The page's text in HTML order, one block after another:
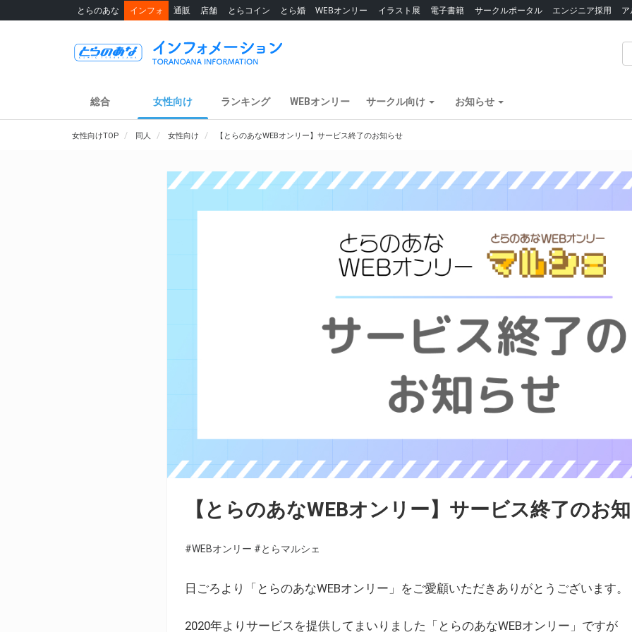
とらのあな インフォ 通販 店舗 とらコイン とら婚 WEBオンリー イラスト展 電子書籍 サークルポータル エンジニア採用
総合 女性向け ランキング WEBオンリー サークル向け お知らせ
女性向けTOP 同人 女性向け 【とらのあなWEBオンリー】サービス終了のお知らせ
【とらのあなWEBオンリー】サービス終了のお
#WEBオンリー #とらマルシェ
日ごろより「とらのあなWEBオンリー」をご愛顧いただきありがとうございます。
2020年よりサービスを提供してまいりました「とらのあなWEBオンリー」ですが